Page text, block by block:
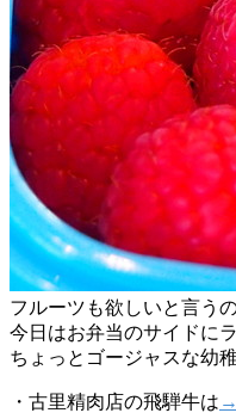
フルーツも欲しいと言うの
今日はお弁当のサイドに
ちょっとゴージャスな幼
・古里精肉店の飛騨牛は